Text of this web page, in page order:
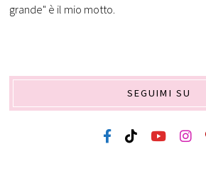
grande" è il mio motto.
SEGUIMI SU